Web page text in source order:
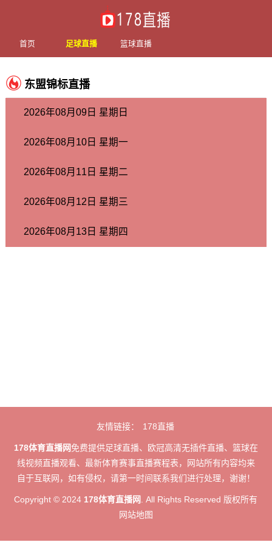
首页 足球直播 篮球直播
东盟锦标直播
2026年08月09日 星期日
2026年08月10日 星期一
2026年08月11日 星期二
2026年08月12日 星期三
2026年08月13日 星期四
友情链接： 178直播
178体育直播网免费提供足球直播、欧冠高清无插件直播、篮球在
线视频直播观看、最新体育赛事直播赛程表，网站所有内容均来
自于互联网，如有侵权，请第一时间联系我们进行处理，谢谢！
Copyright © 2024 178体育直播网
. All Rights Reserved 版权所有
网站地图